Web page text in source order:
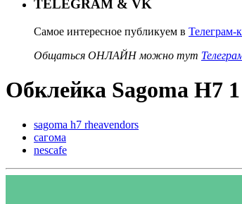
TELEGRAM & VK
Самое интересное публикуем в Телеграм-
Общаться ОНЛАЙН можно тут
Обклейка Sagoma H7 1
sagoma h7 rheavendors
сагома
nescafe